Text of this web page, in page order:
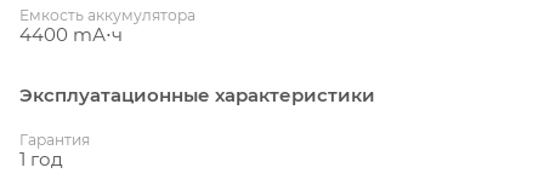
Емкость аккумулятора
4400 mА⋅ч
Эксплуатационные характеристики
Гарантия
1 год